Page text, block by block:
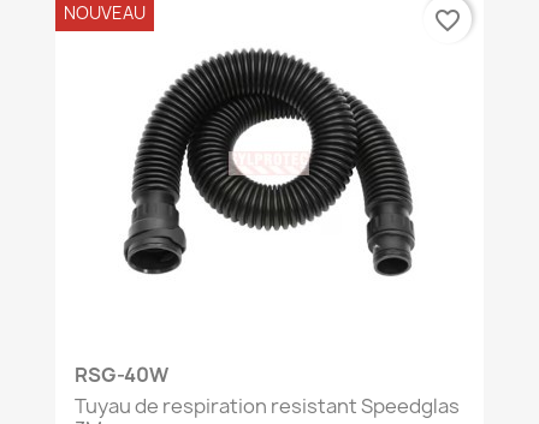
RSG-40W
Tuyau de respiration resistant Speedglas
NOUVEAU favorite_border